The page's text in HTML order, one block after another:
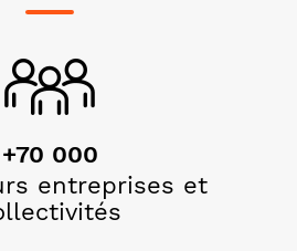
+70 000
entreprises et